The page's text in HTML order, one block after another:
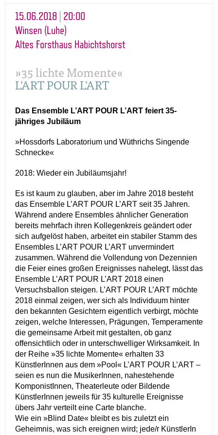
15.06.2018 | 20:00
Winsen (Luhe)
Altes Forsthaus Habichtshorst
»35 lichte Momente«
L'ART POUR L'ART
Das Ensemble L’ART POUR L’ART feiert 35-
jähriges Jubiläum
»Hossdorfs Laboratorium und Wüthrichs Singende
Schnecke«
2018: Wieder ein Jubiläumsjahr!
Es ist kaum zu glauben, aber im Jahre 2018 besteht
das Ensemble L’ART POUR L’ART seit 35 Jahren.
Während andere Ensembles ähnlicher Generation
bereits mehrfach ihren Kollegenkreis geändert oder
sich aufgelöst haben, arbeitet ein stabiler Stamm des
Ensembles L’ART POUR L’ART unvermindert
zusammen. Während die Vollendung von Dezennien
die Feier eines großen Ereignisses nahelegt, lässt das
Ensemble L’ART POUR L’ART 2018 einen
Versuchsballon steigen. L’ART POUR L’ART möchte
2018 einmal zeigen, wer sich als Individuum hinter
den bekannten Gesichtern eigentlich verbirgt, möchte
zeigen, welche Interessen, Prägungen, Temperamente
die gemeinsame Arbeit mit gestalten, ob ganz
offensichtlich oder in unterschwelliger Wirksamkeit. In
der Reihe »35 lichte Momente« erhalten 33
KünstlerInnen aus dem »Pool« L’ART POUR L’ART –
seien es nun die MusikerInnen, nahestehende
KomponistInnen, Theaterleute oder Bildende
KünstlerInnen jeweils für 35 kulturelle Ereignisse
übers Jahr verteilt eine Carte blanche.
Wie ein »Blind Date« bleibt es bis zuletzt ein
Geheimnis, was sich ereignen wird; jede/r KünstlerIn